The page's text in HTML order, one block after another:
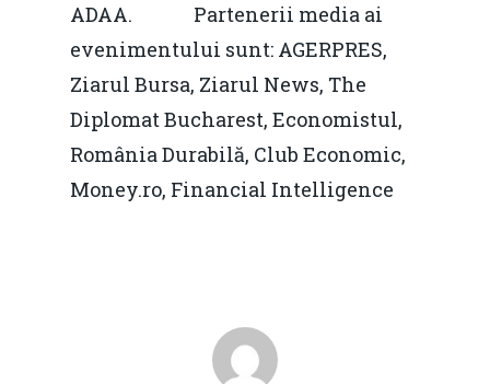
ADAA. Partenerii media ai
evenimentului sunt: AGERPRES,
Ziarul Bursa, Ziarul News, The
Diplomat Bucharest, Economistul,
România Durabilă, Club Economic,
Money.ro, Financial Intelligence